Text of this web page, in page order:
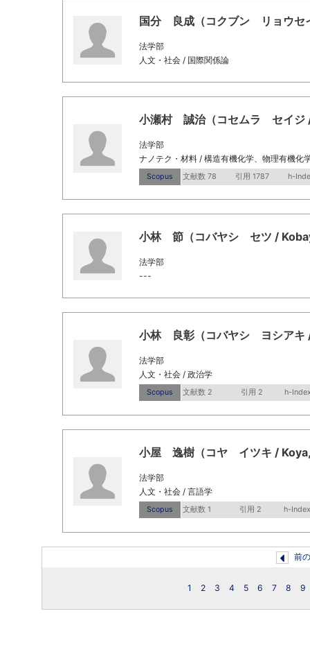
国分 良成（コクブン リョウセ
法学部
人文・社会 / 国際関係論
小瀬村 誠治（コセムラ セイジ
法学部
ナノテク・材料 / 構造有機化学、物理有機化
Scopus 文献数 78 引用 1787 h-
小林 節（コバヤシ セツ /
法学部
---
小林 良彰（コバヤシ ヨシアキ
法学部
人文・社会 / 政治学
Scopus 文献数 2 引用 2 h-
小屋 逸樹（コヤ イツキ /
法学部
人文・社会 / 言語学
Scopus 文献数 1 引用 2 h-
前
1 2 3 4 5 6 7 8 9